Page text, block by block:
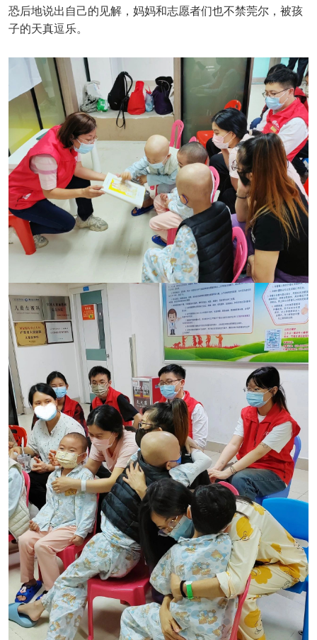
恐后地说出自己的见解，妈妈和志愿者们也不禁莞尔，被孩
子的天真逗乐。